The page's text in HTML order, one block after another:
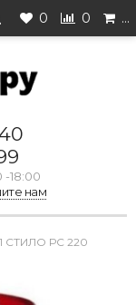
0 0 …
18:00
нам
СТИЛО РС 220